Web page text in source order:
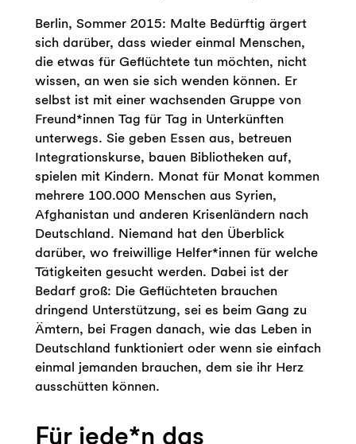
Berlin, Sommer 2015: Malte Bedürftig ärgert
sich darüber, dass wieder einmal Menschen,
die etwas für Geflüchtete tun möchten, nicht
wissen, an wen sie sich wenden können. Er
selbst ist mit einer wachsenden Gruppe von
Freund*innen Tag für Tag in Unterkünften
unterwegs. Sie geben Essen aus, betreuen
Integrationskurse, bauen Bibliotheken auf,
spielen mit Kindern. Monat für Monat kommen
mehrere 100.000 Menschen aus Syrien,
Afghanistan und anderen Krisenländern nach
Deutschland. Niemand hat den Überblick
darüber, wo freiwillige Helfer*innen für welche
Tätigkeiten gesucht werden. Dabei ist der
Bedarf groß: Die Geflüchteten brauchen
dringend Unterstützung, sei es beim Gang zu
Ämtern, bei Fragen danach, wie das Leben in
Deutschland funktioniert oder wenn sie einfach
einmal jemanden brauchen, dem sie ihr Herz
ausschütten können.
Für jede*n das